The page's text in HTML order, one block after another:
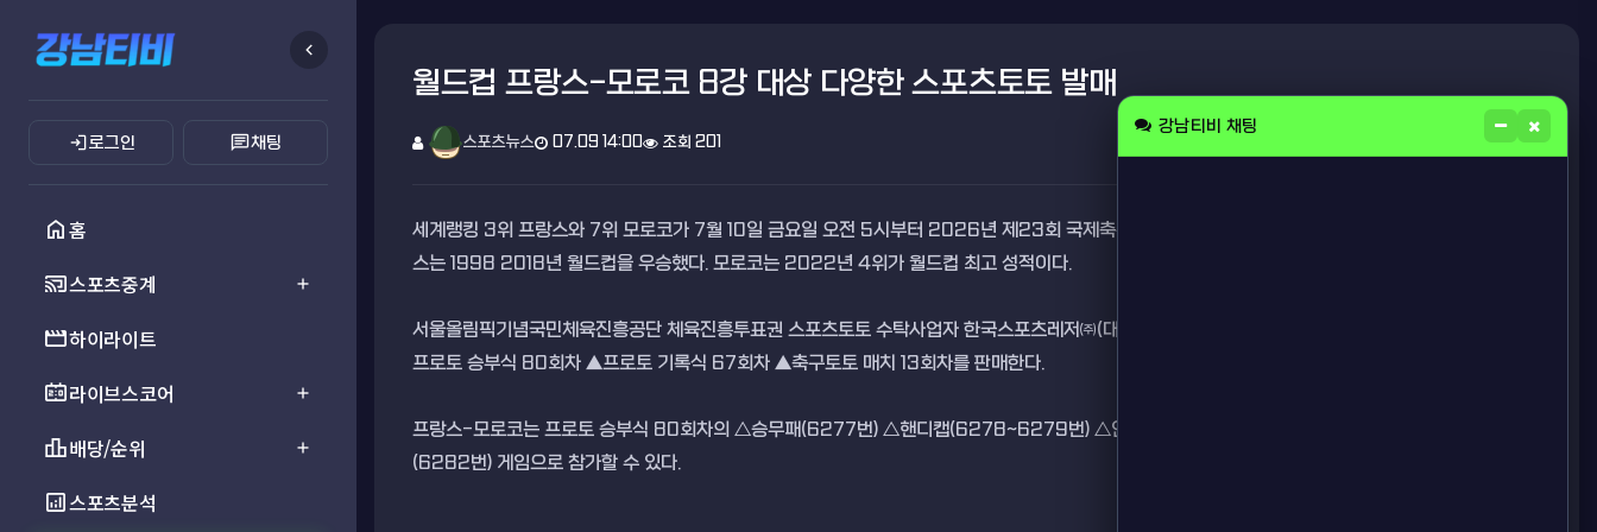
chevron_left
login로그인 chat채팅
home홈
cast_connected스포츠중계 add
movie하이라이트
scoreboard라이브스코어 add
leaderboard배당/순위 add
analytics스포츠분석
월드컵 프랑스-모로코 8강 대상 다양한 스포츠토토 발매
스포츠뉴스 07.09 14:00 조회 201
세계랭킹 3위 프랑스와 7위 모로코가 7월 10일 금요일 오전 5시부터 2026년 제23회 국제축구연맹(FIFA) 북중미월드컵 준준결승으로 대결한다. 프랑
스는 1998 2018년 월드컵을 우승했다. 모로코는 2022년 4위가 월드컵 최고 성적이다.
서울올림픽기념국민체육진흥공단 체육진흥투표권 스포츠토토 수탁사업자 한국스포츠레저㈜(대표이사 김대욱)는 프랑스-모로코를 대상 경기로 하는 ▲
프로토 승부식 80회차 ▲프로토 기록식 67회차 ▲축구토토 매치 13회차를 판매한다.
프랑스-모로코는 프로토 승부식 80회차의 △승무패(6277번) △핸디캡(6278~6279번) △언더오버(6280번) △SUM(6281번) △전반 승무패
(6282번) 게임으로 참가할 수 있다.
강남티비 채팅